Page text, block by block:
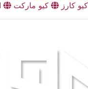
كيو كارز
كيو ماركت